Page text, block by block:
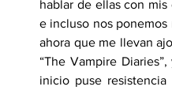
hablar de ellas con mis
e incluso nos ponemos
ahora que me llevan
“The Vampire
inicio puse resistencia